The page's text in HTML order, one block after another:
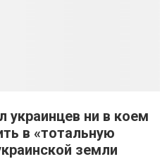
украинцев ни в коем
в «тотальную
земли